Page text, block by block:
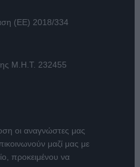
(ΕΕ) 2018/334
Μ.Η.Τ. 232455
οι αναγνώστες μας
μαζί μας με
προκειμένου να